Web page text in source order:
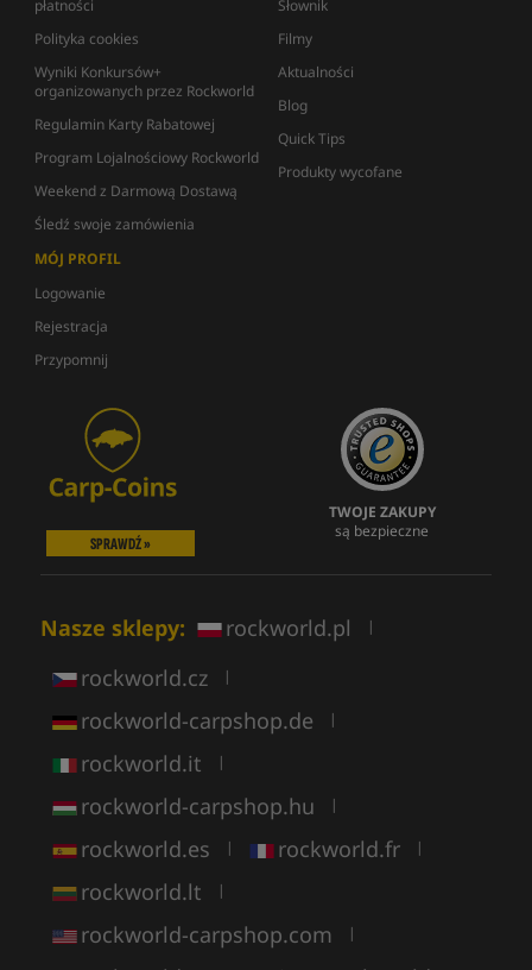
płatności
Polityka cookies
Wyniki Konkursów+
organizowanych przez Rockworld
Regulamin Karty Rabatowej
Program Lojalnościowy Rockworld
Weekend z Darmową Dostawą
Śledź swoje zamówienia
Słownik
Filmy
Aktualności
Blog
Quick Tips
Produkty wycofane
MÓJ PROFIL
Logowanie
Rejestracja
Przypomnij
SPRAWDŹ »
TWOJE ZAKUPY
są bezpieczne
Nasze sklepy: rockworld.pl |
rockworld.cz |
rockworld-carpshop.de |
rockworld.it |
rockworld-carpshop.hu |
rockworld.es | rockworld.fr |
rockworld.lt |
rockworld-carpshop.com |